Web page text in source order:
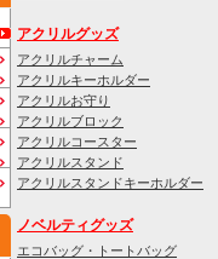
アクリルグッズ
アクリルチャーム
アクリルキーホルダー
アクリルお守り
アクリルブロック
アクリルコースター
アクリルスタンド
アクリルスタンドキーホルダー
ノベルティグッズ
エコバッグ・トートバッグ